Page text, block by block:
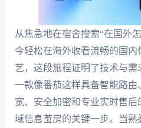
从焦急地在宿舍搜索“在国外
今轻松在海外收看流畅的国内
艺，这段旅程证明了技术与
一款像番茄这样具备智能路
宽、安全加密和专业实时售
域信息茧房的关键一步。当